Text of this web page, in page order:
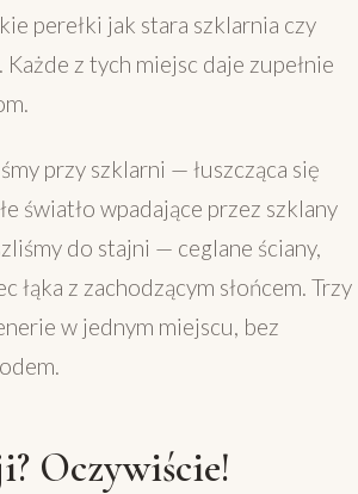
perełki jak stara szklarnia czy
z tych miejsc daje zupełnie
przy szklarni — łuszcząca się
światło wpadające przez szklany
do stajni — ceglane ściany,
łąka z zachodzącym słońcem. Trzy
w jednym miejscu, bez
Oczywiście!